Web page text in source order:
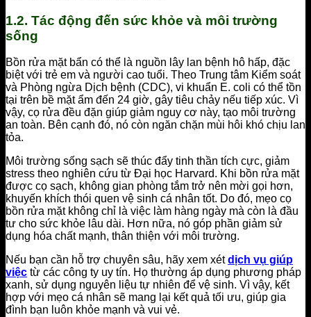
1.2. Tác động đến sức khỏe và môi trường
sống
Bồn rửa mặt bẩn có thể là nguồn lây lan bệnh hô hấp, đặc
biệt với trẻ em và người cao tuổi. Theo Trung tâm Kiểm soát
và Phòng ngừa Dịch bệnh (CDC), vi khuẩn E. coli có thể tồn
tại trên bề mặt ẩm đến 24 giờ, gây tiêu chảy nếu tiếp xúc. Vì
vậy, cọ rửa đều đặn giúp giảm nguy cơ này, tạo môi trường
an toàn. Bên cạnh đó, nó còn ngăn chặn mùi hôi khó chịu lan
tỏa.
Môi trường sống sạch sẽ thúc đẩy tinh thần tích cực, giảm
stress theo nghiên cứu từ Đại học Harvard. Khi bồn rửa mặt
được cọ sạch, không gian phòng tắm trở nên mời gọi hơn,
khuyến khích thói quen vệ sinh cá nhân tốt. Do đó, mẹo cọ
bồn rửa mặt không chỉ là việc làm hàng ngày mà còn là đầu
tư cho sức khỏe lâu dài. Hơn nữa, nó góp phần giảm sử
dụng hóa chất mạnh, thân thiện với môi trường.
Nếu bạn cần hỗ trợ chuyên sâu, hãy xem xét dịch vụ giúp
việc từ các công ty uy tín. Họ thường áp dụng phương pháp
xanh, sử dụng nguyên liệu tự nhiên để vệ sinh. Vì vậy, kết
hợp với mẹo cá nhân sẽ mang lại kết quả tối ưu, giúp gia
đình bạn luôn khỏe mạnh và vui vẻ.